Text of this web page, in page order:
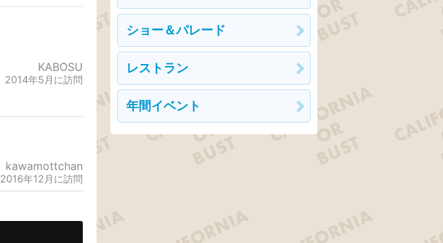
KABOSU
2014年5月に訪問
kawamottchan
2016年12月に訪問
ショー＆パレード
レストラン
年間イベント